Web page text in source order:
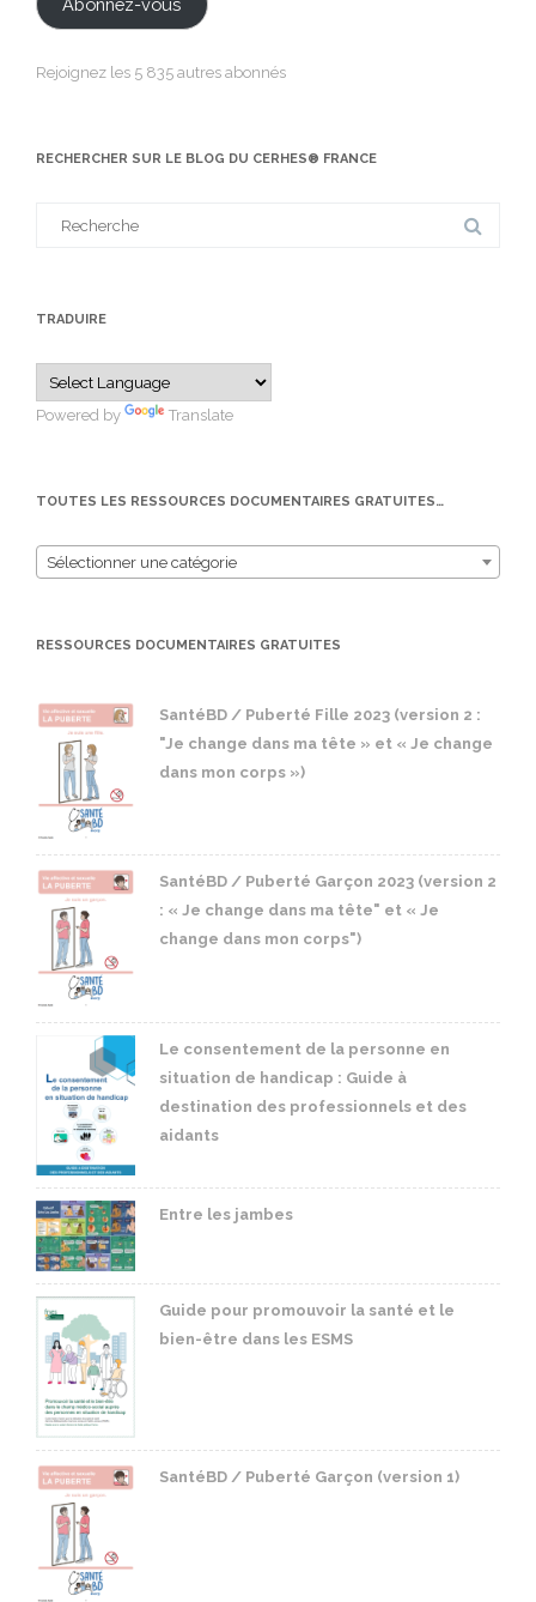
Rejoignez les 5 835 autres abonnés
RECHERCHER SUR LE BLOG DU CERHES® FRANCE
TRADUIRE
Powered by Translate
TOUTES LES RESSOURCES DOCUMENTAIRES GRATUITES…
Sélectionner une catégorie
RESSOURCES DOCUMENTAIRES GRATUITES
SantéBD / Puberté Fille 2023 (version 2 :
"Je change dans ma tête » et « Je change
dans mon corps »)
SantéBD / Puberté Garçon 2023 (version 2
: « Je change dans ma tête" et « Je
change dans mon corps")
Le consentement de la personne en
situation de handicap : Guide à
destination des professionnels et des
aidants
Entre les jambes
Guide pour promouvoir la santé et le
bien-être dans les ESMS
SantéBD / Puberté Garçon (version 1)